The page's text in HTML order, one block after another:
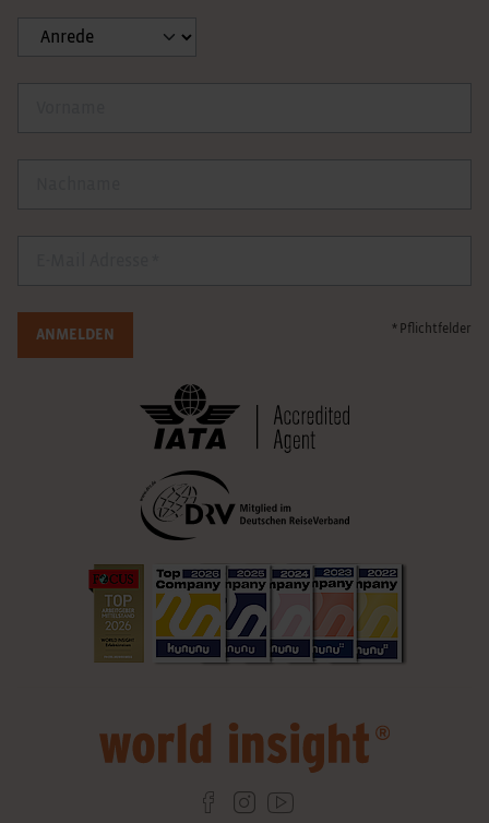
Anrede
ANMELDEN * Pflichtfelder